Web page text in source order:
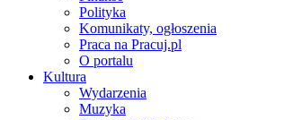
Polityka
Komunikaty, ogłoszenia
Praca na Pracuj.pl
O portalu
Kultura
Wydarzenia
Muzyka